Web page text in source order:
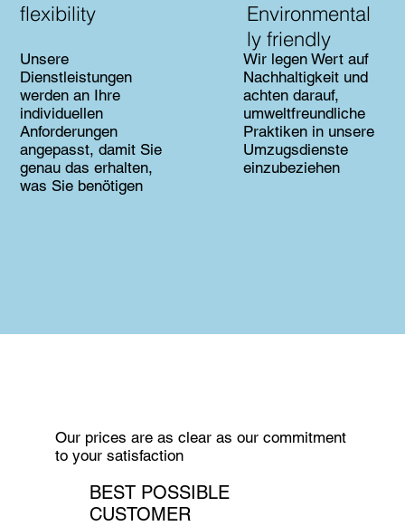
flexibility
Unsere
Dienstleistungen
werden an Ihre
individuellen
Anforderungen
angepasst, damit Sie
genau das erhalten,
was Sie benötigen
Environmental
ly friendly
Wir legen Wert auf
Nachhaltigkeit und
achten darauf,
umweltfreundliche
Praktiken in unsere
Umzugsdienste
einzubeziehen
Our prices are as clear as our commitment
to your satisfaction
BEST POSSIBLE
CUSTOMER